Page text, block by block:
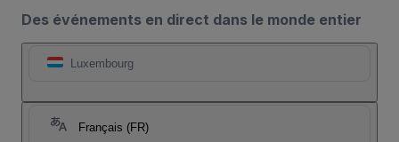
Des événements en direct dans le monde entier
Luxembourg
Français (FR)